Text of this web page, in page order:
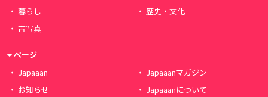
暮らし
歴史・文化
古写真
ページ
Japaaan
Japaaanマガジン
お知らせ
Japaaanについて